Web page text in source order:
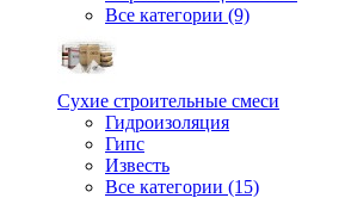
Все категории (9)
Сухие строительные смеси
Гидроизоляция
Гипс
Известь
Все категории (15)